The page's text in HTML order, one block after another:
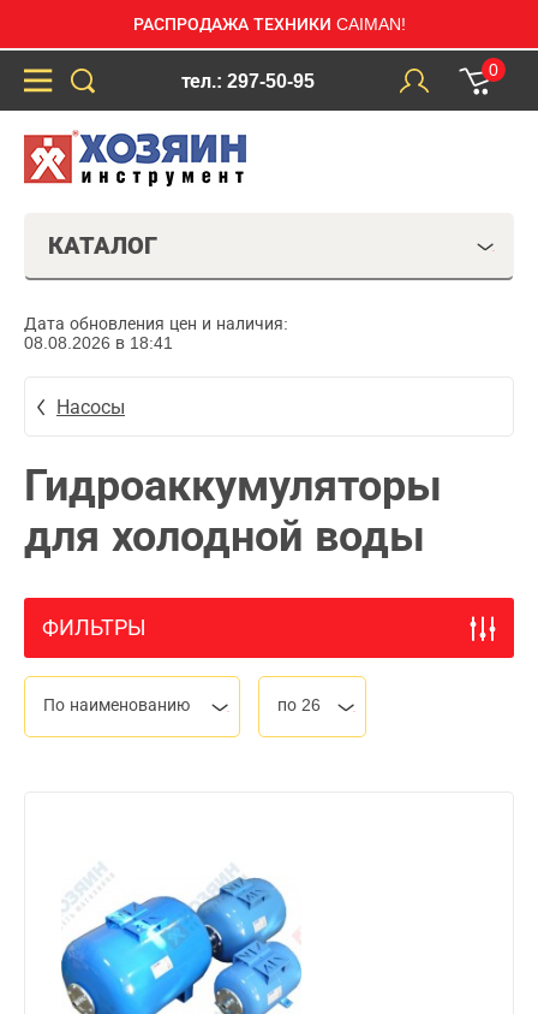
РАСПРОДАЖА ТЕХНИКИ CAIMAN!
тел.: 297-50-95
0
КАТАЛОГ
Дата обновления цен и наличия:
08.08.2026 в 18:41
Насосы
Гидроаккумуляторы
для холодной воды
ФИЛЬТРЫ
По наименованию по 26